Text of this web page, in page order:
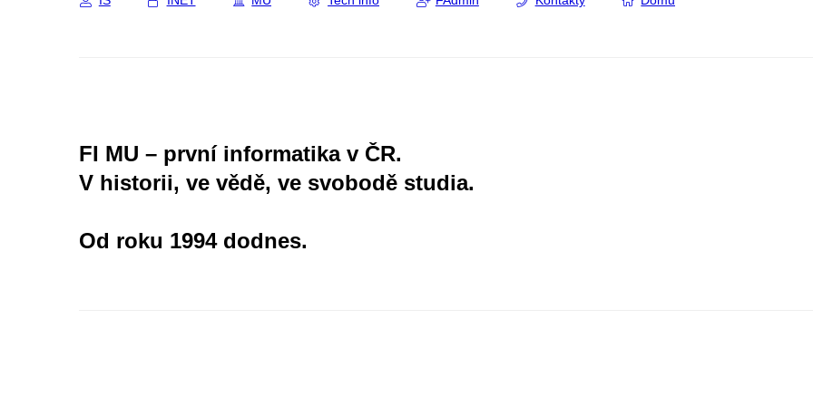
FI MU – první informatika v ČR.
V historii, ve vědě, ve svobodě studia.
Od roku 1994 dodnes.